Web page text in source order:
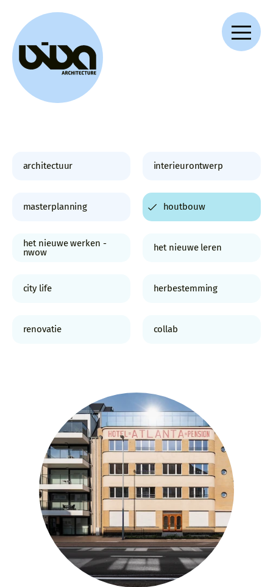
Ernest Van Dijckkaai 22-23
2000 Antwerpen
archi­tectuur interieur­ontwerp
master­­planning houtbouw
het nieuwe werken -
nwow
het nieuwe leren
city life herbestemming
renovatie collab